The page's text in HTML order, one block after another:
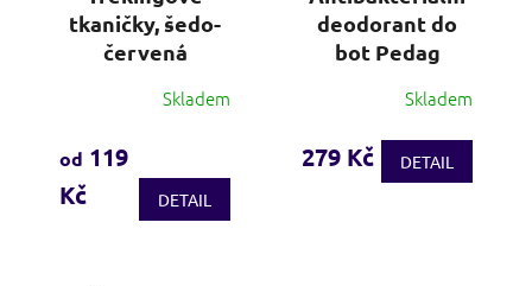
tkaničky, šedo-
červená
produktu
je
4,2
Skladem
od 119
Kč
DETAIL
deodorant do
bot Pedag
produktu
je
Skladem
279 Kč DETAIL